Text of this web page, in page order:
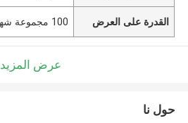
القدرة على العرض 100 مجموعة شهريا
عرض المزيد
حول نا